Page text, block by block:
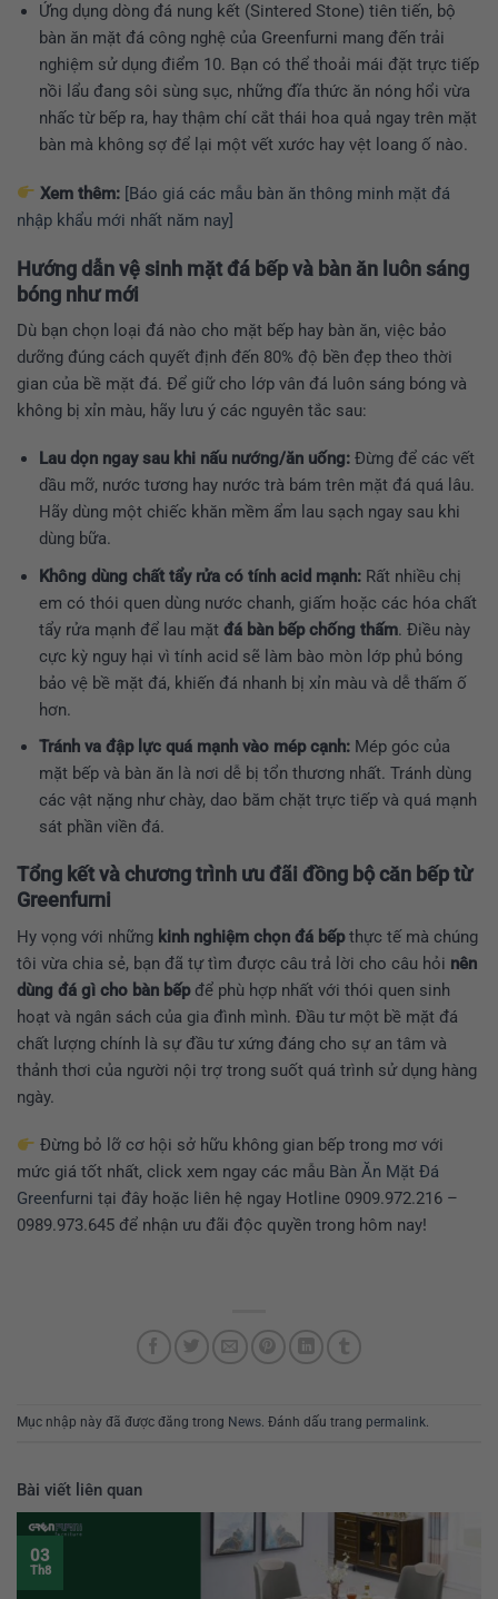
Ứng dụng dòng đá nung kết (Sintered Stone) tiên tiến, bộ
bàn ăn mặt đá công nghệ của Greenfurni mang đến trải
nghiệm sử dụng điểm 10. Bạn có thể thoải mái đặt trực tiếp
nồi lẩu đang sôi sùng sục, những đĩa thức ăn nóng hổi vừa
nhấc từ bếp ra, hay thậm chí cắt thái hoa quả ngay trên mặt
bàn mà không sợ để lại một vết xước hay vệt loang ố nào.
Xem thêm: [Báo giá các mẫu bàn ăn thông minh mặt đá
nhập khẩu mới nhất năm nay]
Hướng dẫn vệ sinh mặt đá bếp và bàn ăn luôn sáng
bóng như mới
Dù bạn chọn loại đá nào cho mặt bếp hay bàn ăn, việc bảo
dưỡng đúng cách quyết định đến 80% độ bền đẹp theo thời
gian của bề mặt đá. Để giữ cho lớp vân đá luôn sáng bóng và
không bị xỉn màu, hãy lưu ý các nguyên tắc sau:
Lau dọn ngay sau khi nấu nướng/ăn uống:Đừng để các vết
dầu mỡ, nước tương hay nước trà bám trên mặt đá quá lâu.
Hãy dùng một chiếc khăn mềm ẩm lau sạch ngay sau khi
dùng bữa.
Không dùng chất tẩy rửa có tính acid mạnh:Rất nhiều chị
em có thói quen dùng nước chanh, giấm hoặc các hóa chất
tẩy rửa mạnh để lau mặt đá bàn bếp chống thấm. Điều này
cực kỳ nguy hại vì tính acid sẽ làm bào mòn lớp phủ bóng
bảo vệ bề mặt đá, khiến đá nhanh bị xỉn màu và dễ thấm ố
hơn.
Tránh va đập lực quá mạnh vào mép cạnh:Mép góc của
mặt bếp và bàn ăn là nơi dễ bị tổn thương nhất. Tránh dùng
các vật nặng như chày, dao băm chặt trực tiếp và quá mạnh
sát phần viền đá.
Tổng kết và chương trình ưu đãi đồng bộ căn bếp từ
Greenfurni
Hy vọng với những kinh nghiệm chọn đá bếpthực tế mà chúng
tôi vừa chia sẻ, bạn đã tự tìm được câu trả lời cho câu hỏi nên
dùng đá gì cho bàn bếpđể phù hợp nhất với thói quen sinh
hoạt và ngân sách của gia đình mình. Đầu tư một bề mặt đá
chất lượng chính là sự đầu tư xứng đáng cho sự an tâm và
thảnh thơi của người nội trợ trong suốt quá trình sử dụng hàng
ngày.
Đừng bỏ lỡ cơ hội sở hữu không gian bếp trong mơ với
mức giá tốt nhất, click xem ngay các mẫu Bàn Ăn Mặt Đá
Greenfurni tại đây hoặc liên hệ ngay Hotline 0909.972.216 –
0989.973.645 để nhận ưu đãi độc quyền trong hôm nay!
Mục nhập này đã được đăng trong News . Đánh dấu trang permalink
Bài viết liên quan
03
Th8